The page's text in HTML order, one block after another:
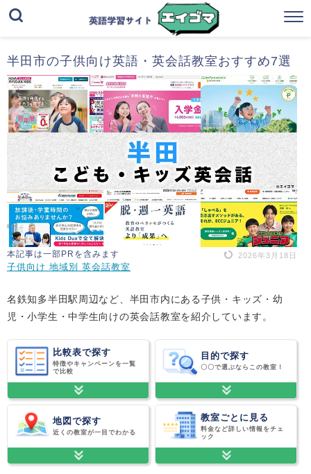
半田市の子供向け英語・英会話教室おすすめ7選
本記事は一部PRを含みます 2026年3月18日
子供向け 地域別 英会話教室
名鉄知多半田駅周辺など、半田市内にある子供・キッズ・幼
児・小学生・中学生向けの英会話教室を紹介しています。
比較表で探す
特徴やキャンペーンを一覧
で比較
目的で探す
〇〇で選ぶならこの教室！
地図で探す
近くの教室が一目でわかる
教室ごとに見る
料金など詳しい情報をチェ
ック